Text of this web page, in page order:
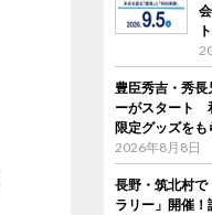
豊臣秀吉・秀長
ーがスタート
限定グッズをも
2026年8月8日
長野・筑北村
ラリー」開催